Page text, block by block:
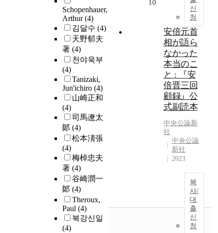
Schopenhauer,
Arthur(4)
김달수 (4)
天野郁夫
著 (4)
천야욱부
(4)
Tanizaki,
Jun'ichiro (4)
山崎正和
(4)
司馬遼太
郞 (4)
松本淸張
(4)
梅棹忠夫
著 (4)
谷崎潤一
郞 (4)
Theroux,
Paul (4)
북강신일
(4)
신
청
10
安倍元首
相が語ら
なかった
本当のこ
と : 『安
倍晋三回
顧録』公
式副読本
中央公論新
社
中央公論
新社
2023
복
사/
대
출
신
청